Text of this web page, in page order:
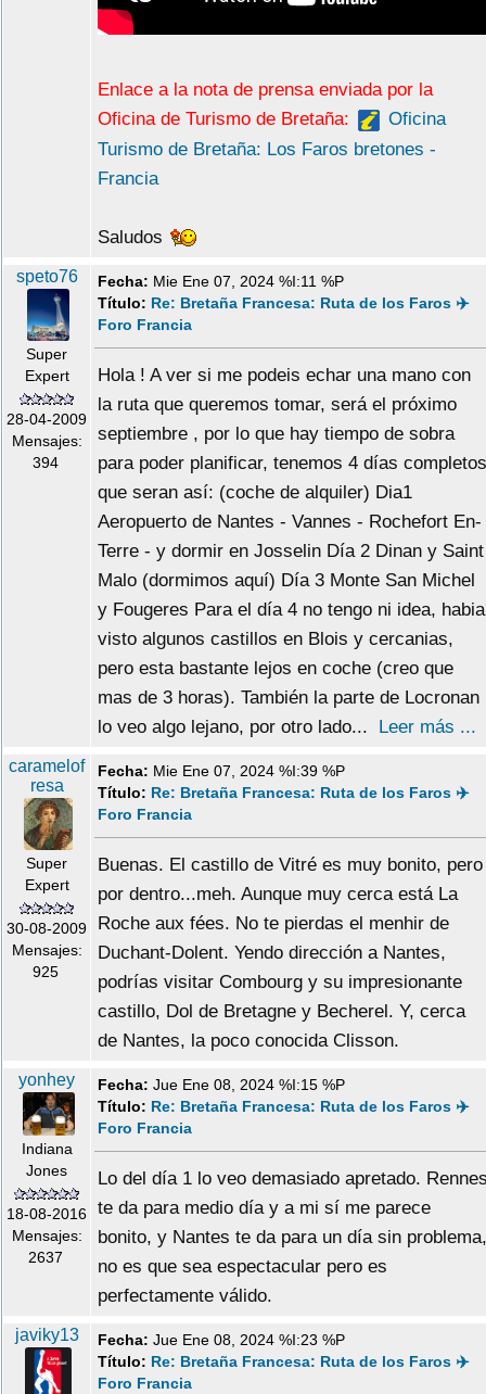
Enlace a la nota de prensa enviada por la
Oficina de Turismo de Bretaña:
Oficina
Turismo de Bretaña: Los Faros bretones -
Francia
Saludos
speto76
Super
Expert
28-04-2009
Mensajes:
394
Fecha: Mie Ene 07, 2024 %I:11 %P
Título: Re: Bretaña Francesa: Ruta de los Faros ✈️
Foro Francia
Hola ! A ver si me podeis echar una mano con
la ruta que queremos tomar, será el próximo
septiembre , por lo que hay tiempo de sobra
para poder planificar, tenemos 4 días completos
que seran así: (coche de alquiler) Dia1
Aeropuerto de Nantes - Vannes - Rochefort En-
Terre - y dormir en Josselin Día 2 Dinan y Saint
Malo (dormimos aquí) Día 3 Monte San Michel
y Fougeres Para el día 4 no tengo ni idea, habia
visto algunos castillos en Blois y cercanias,
pero esta bastante lejos en coche (creo que
mas de 3 horas). También la parte de Locronan
lo veo algo lejano, por otro lado... Leer más ...
caramelof
resa
Super
Expert
30-08-2009
Mensajes:
925
Fecha: Mie Ene 07, 2024 %I:39 %P
Título: Re: Bretaña Francesa: Ruta de los Faros ✈️
Foro Francia
Buenas. El castillo de Vitré es muy bonito, pero
por dentro...meh. Aunque muy cerca está La
Roche aux fées. No te pierdas el menhir de
Duchant-Dolent. Yendo dirección a Nantes,
podrías visitar Combourg y su impresionante
castillo, Dol de Bretagne y Becherel. Y, cerca
de Nantes, la poco conocida Clisson.
yonhey
Indiana
Jones
18-08-2016
Mensajes:
2637
Fecha: Jue Ene 08, 2024 %I:15 %P
Título: Re: Bretaña Francesa: Ruta de los Faros ✈️
Foro Francia
Lo del día 1 lo veo demasiado apretado.
te da para medio día y a mi sí me parece
bonito, y Nantes te da para un día sin problema,
no es que sea espectacular pero es
perfectamente válido.
javiky13 Fecha: Jue Ene 08, 2024 %I:23 %P
Título: Re: Bretaña Francesa: Ruta de los Faros ✈️
Foro Francia